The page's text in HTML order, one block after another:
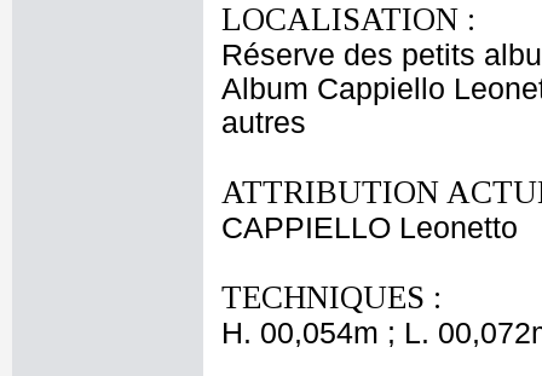
LOCALISATION :
Réserve des petits
Album Cappiello
autres
ATTRIBUTION
CAPPIELLO Leonetto
TECHNIQUES :
H. 00,054m ; L.